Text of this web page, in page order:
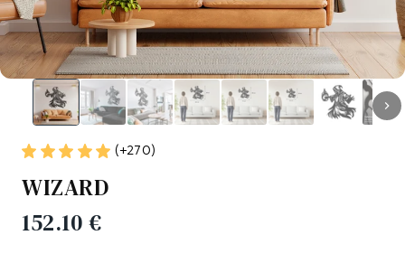
(+270)
WIZARD
152.10 €